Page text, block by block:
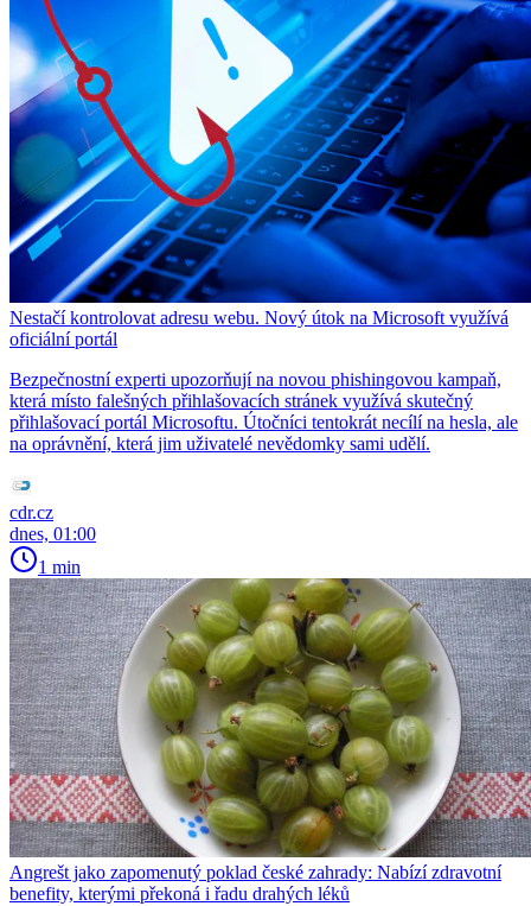
Nestačí kontrolovat adresu webu. Nový útok na Microsoft využívá
oficiální portál
Bezpečnostní experti upozorňují na novou phishingovou kampaň,
která místo falešných přihlašovacích stránek využívá skutečný
přihlašovací portál Microsoftu. Útočníci tentokrát necílí na hesla, ale
na oprávnění, která jim uživatelé nevědomky sami udělí.
cdr.cz
dnes, 01:00
1 min
Angrešt jako zapomenutý poklad české zahrady: Nabízí zdravotní
benefity, kterými překoná i řadu drahých léků